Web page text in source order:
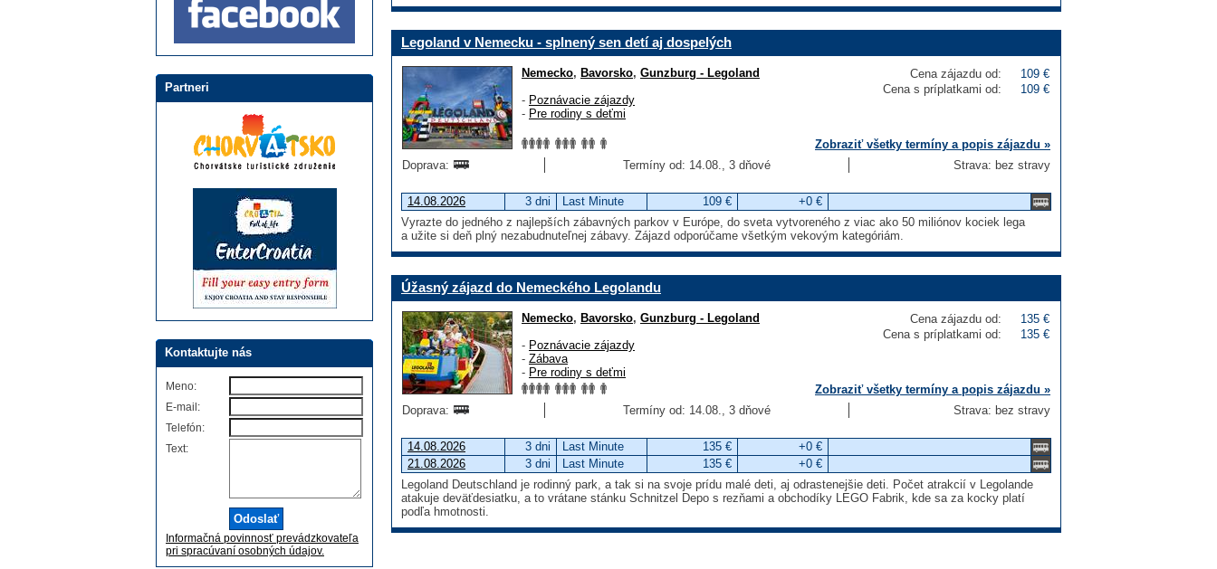
Legoland v Nemecku - splnený sen detí aj dospelých
Cena zájazdu od:
109 €
Cena s príplatkami od:
109 €
Nemecko, Bavorsko, Gunzburg - Legoland
- Poznávacie zájazdy
- Pre rodiny s deťmi
Zobraziť všetky termíny a popis zájazdu »
Doprava:
Termíny od: 14.08., 3 dňové Strava: bez stravy
14.08.2026 3 dni Last Minute 109 €
+0 €
Vyrazte do jedného z najlepších zábavných parkov v Európe, do sveta vytvoreného z viac ako 50 miliónov kociek lega
a užite si deň plný nezabudnuteľnej zábavy. Zájazd odporúčame všetkým vekovým kategóriám.
Úžasný zájazd do Nemeckého Legolandu
Cena zájazdu od:
135 €
Cena s príplatkami od:
135 €
Nemecko, Bavorsko, Gunzburg - Legoland
- Poznávacie zájazdy
- Zábava
- Pre rodiny s deťmi
Zobraziť všetky termíny a popis zájazdu »
Doprava:
Termíny od: 14.08., 3 dňové Strava: bez stravy
14.08.2026 3 dni Last Minute 135 €
+0 €
21.08.2026
3 dni Last Minute 135 €
+0 €
Legoland Deutschland je rodinný park, a tak si na svoje prídu malé deti, aj odrastenejšie deti. Počet atrakcií v Legolande
atakuje deväťdesiatku, a to vrátane stánku Schnitzel Depo s rezňami a obchodíky LEGO Fabrik, kde sa za kocky platí
podľa hmotnosti.
Partneri
Kontaktujte nás
Meno:
E-mail:
Telefón:
Text:
Informačná povinnosť prevádzkovateľa
pri spracúvaní osobných údajov.